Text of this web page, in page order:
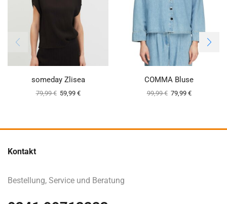
someday Zlisea
79,99€ 59,99 €
COMMA Bluse
99,99€ 79,99 €
Kontakt
Bestellung, Service und Beratung